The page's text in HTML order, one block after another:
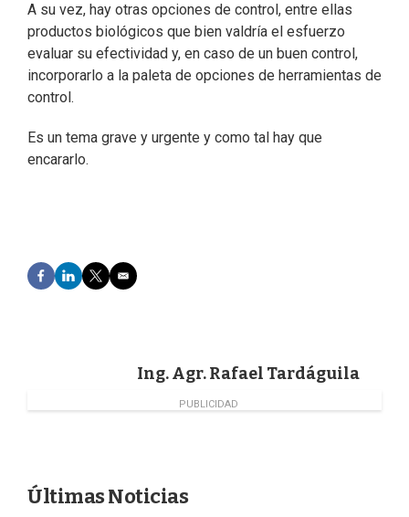
A su vez, hay otras opciones de control, entre ellas
productos biológicos que bien valdría el esfuerzo
evaluar su efectividad y, en caso de un buen control,
incorporarlo a la paleta de opciones de herramientas de
control.
Es un tema grave y urgente y como tal hay que
encararlo.
F
a
L
i
T
w
E
m
Ing. Agr. Rafael Tardáguila
PUBLICIDAD
Últimas Noticias